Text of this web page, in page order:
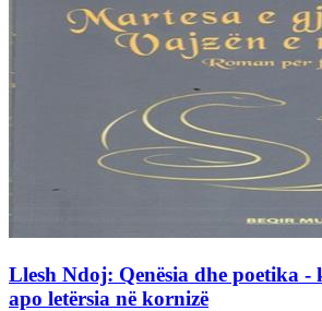
Llesh Ndoj: Qenësia dhe poetika -
apo letërsia në kornizë